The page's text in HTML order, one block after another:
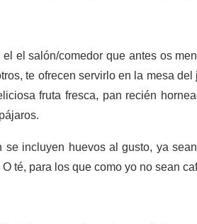
el salón/comedor que antes os
te ofrecen servirlo en la mesa
fruta fresca, pan recién
se incluyen huevos al gusto, ya
té, para los que como yo no sean